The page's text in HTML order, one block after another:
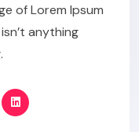
of Lorem Ipsum
anything